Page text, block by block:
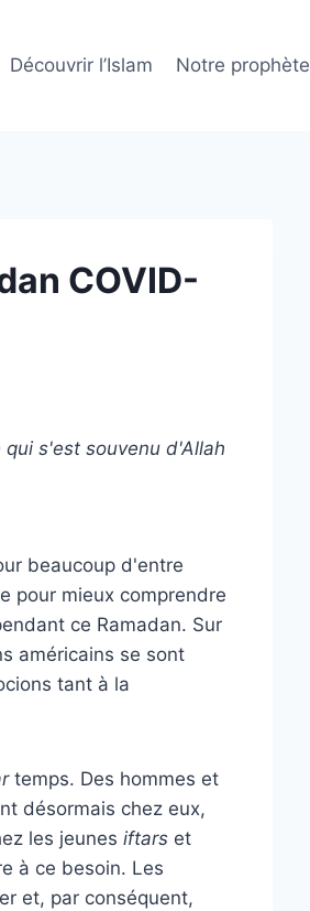
Découvrir l’Islam Notre prophète
COVID-
s'est souvenu d'Allah
beaucoup d'entre
pour mieux comprendre
ce Ramadan. Sur
américains se sont
tant à la
temps. Des hommes et
désormais chez eux,
les jeunes iftars et
à ce besoin. Les
et, par conséquent,